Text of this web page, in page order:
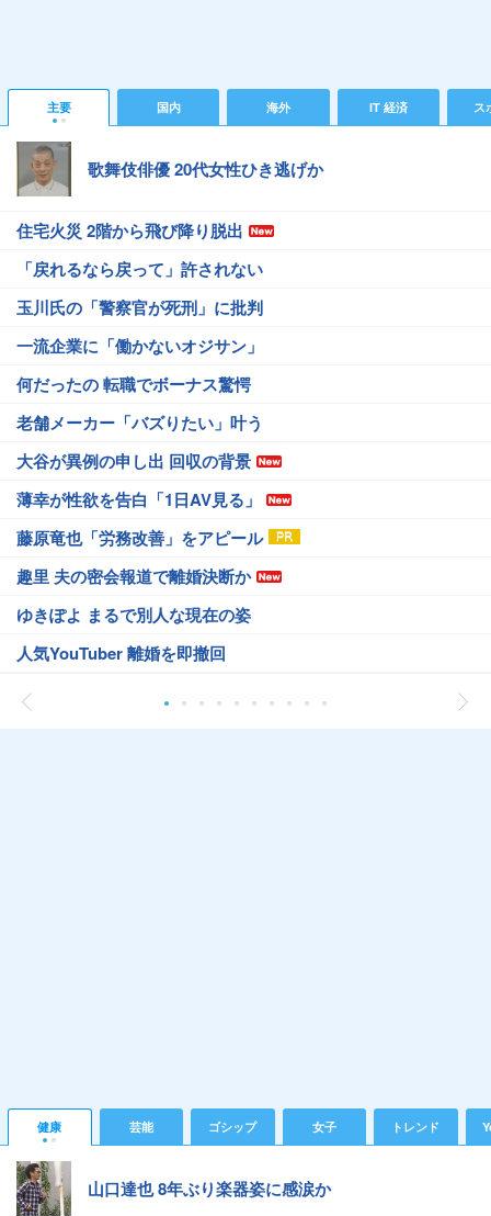
主要 国内 海外 IT 経済 ス
歌舞伎俳優 20代女性ひき逃げか
住宅火災 2階から飛び降り脱出
「戻れるなら戻って」許されない
玉川氏の「警察官が死刑」に批判
一流企業に「働かないオジサン」
何だったの 転職でボーナス驚愕
老舗メーカー「バズりたい」叶う
大谷が異例の申し出 回収の背景
薄幸が性欲を告白「1日AV見る」
藤原竜也「労務改善」をアピール
趣里 夫の密会報道で離婚決断か
ゆきぽよ まるで別人な現在の姿
人気YouTuber 離婚を即撤回
健康 芸能 ゴシップ 女子 トレンド
山口達也 8年ぶり楽器姿に感涙か